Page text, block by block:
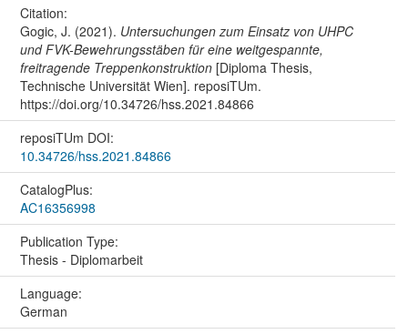
Citation:
Gogic, J. (2021). Untersuchungen zum Einsatz von UHPC
und FVK-Bewehrungsstäben für eine weitgespannte,
freitragende Treppenkonstruktion[Diploma Thesis,
Technische Universität Wien]. reposiTUm.
https://doi.org/10.34726/hss.2021.84866
reposiTUm DOI:
10.34726/hss.2021.84866
CatalogPlus:
AC16356998
Publication Type:
Thesis - Diplomarbeit
Language:
German